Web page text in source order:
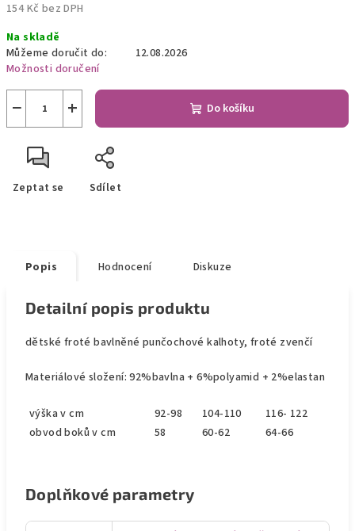
154 Kč bez DPH
cena:
Na skladě
Můžeme doručit do:
12.08.2026
Možnosti doručení
+
− Do košíku
Zeptat se Sdílet
Popis Hodnocení Diskuze
Detailní popis produktu
dětské froté bavlněné punčochové kalhoty, froté zvenčí
Materiálové složení: 92%bavlna + 6%polyamid + 2%elastan
výška v cm 92-98 104-110
116- 122
obvod boků v cm
58 60-62 64-66
Doplňkové parametry